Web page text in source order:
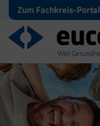
Zum Fachkreis-Portal